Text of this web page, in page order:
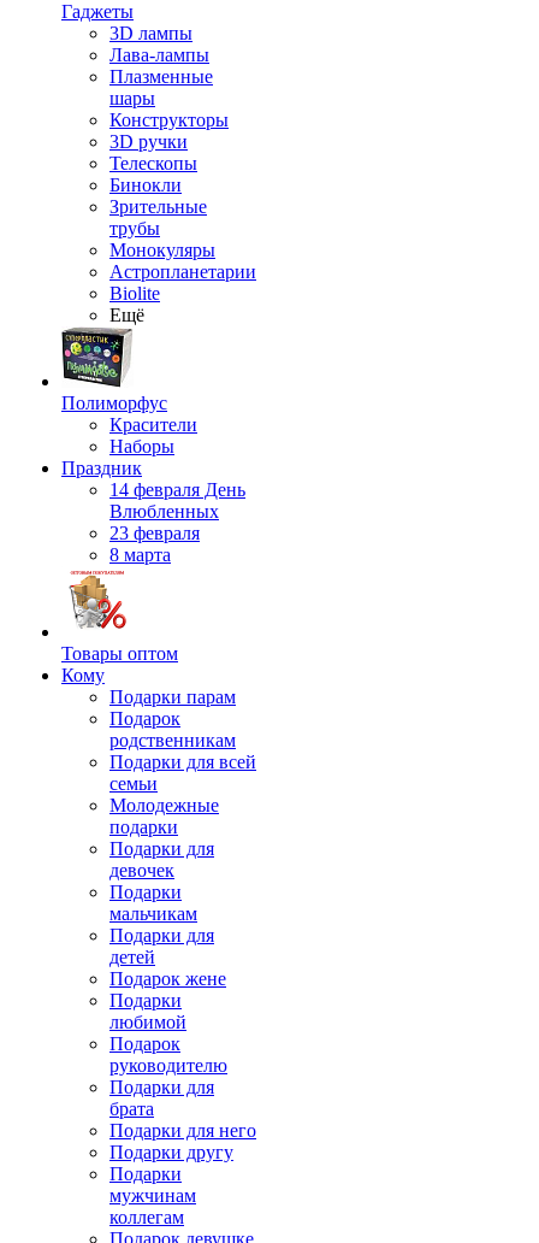
Гаджеты
3D лампы
Лава-лампы
Плазменные
шары
Конструкторы
3D ручки
Телескопы
Бинокли
Зрительные
трубы
Монокуляры
Астропланетарии
Biolite
Ещё
Полиморфус
Красители
Наборы
Праздник
14 февраля День
Влюбленных
23 февраля
8 марта
Товары оптом
Кому
Подарки парам
Подарок
родственникам
Подарки для всей
семьи
Молодежные
подарки
Подарки для
девочек
Подарки
мальчикам
Подарки для
детей
Подарок жене
Подарки
любимой
Подарок
руководителю
Подарки для
брата
Подарки для него
Подарки другу
Подарки
мужчинам
коллегам
Подарок девушке